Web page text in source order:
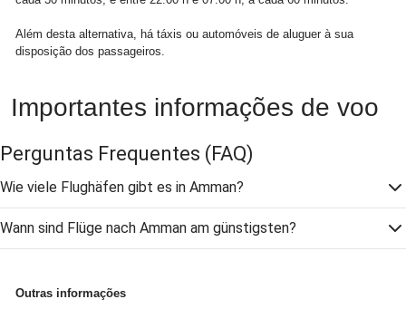
Além desta alternativa, há táxis ou automóveis de aluguer à sua
disposição dos passageiros.
Importantes informações de voo
Perguntas Frequentes (FAQ)
Wie viele Flughäfen gibt es in Amman?
Wann sind Flüge nach Amman am günstigsten?
Outras informações